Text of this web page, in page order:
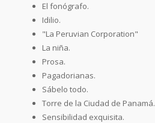
El fonógrafo.
Idilio.
"La Peruvian Corporation"
La niña.
Prosa.
Pagadorianas.
Sábelo todo.
Torre de la Ciudad de Panamá.
Sensibilidad exquisita.